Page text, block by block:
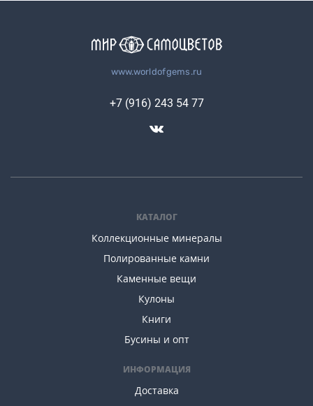
www.worldofgems.ru
КАТАЛОГ
Коллекционные минералы
Полированные камни
Каменные вещи
Кулоны
Книги
Бусины и опт
ИНФОРМАЦИЯ
Доставка
+7 (916) 243 54 77